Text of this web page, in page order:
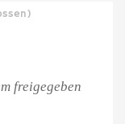
freigegeben